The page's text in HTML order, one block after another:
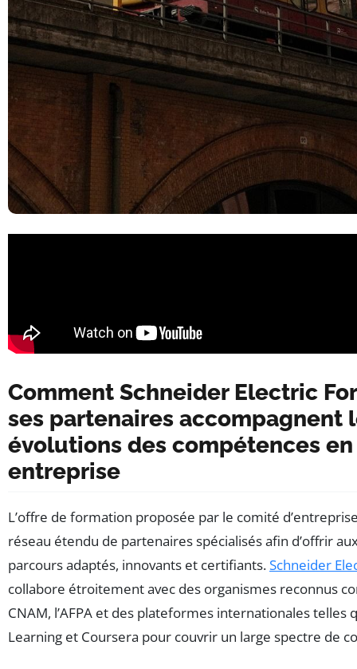
Comment Schneider Electric
ses partenaires accompagnent
évolutions des compétences en
entreprise
L’offre de formation proposée par le comité
réseau étendu de partenaires spécialisés afin d’offrir
parcours adaptés, innovants et certifiants.Schneider
collabore étroitement avec des organismes reconnus
CNAM, l’AFPA et des plateformes internationales telles
Learning et Coursera pour couvrir un large spectre de